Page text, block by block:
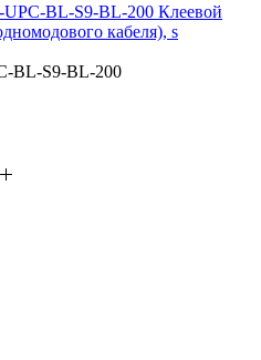
BL-S9-BL-200 Клеевой
кабеля), s
BL-S9-BL-200